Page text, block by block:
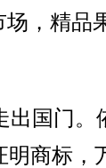
场，精品
国门。
明商标，